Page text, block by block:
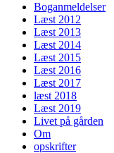
Boganmeldelser
Læst 2012
Læst 2013
Læst 2014
Læst 2015
Læst 2016
Læst 2017
læst 2018
Læst 2019
Livet på gården
Om
opskrifter